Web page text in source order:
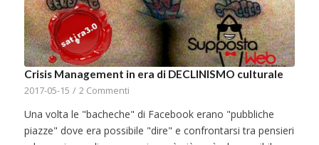
Crisis Management in era di DECLINISMO culturale
2017-05-15 / 2 Commenti
Una volta le "bacheche" di Facebook erano "pubbliche
piazze" dove era possibile "dire" e confrontarsi tra pensieri